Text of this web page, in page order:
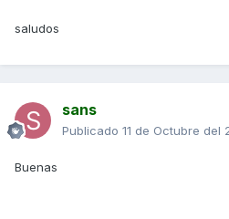
saludos
sans
Publicado 11 de Octubre del
Buenas